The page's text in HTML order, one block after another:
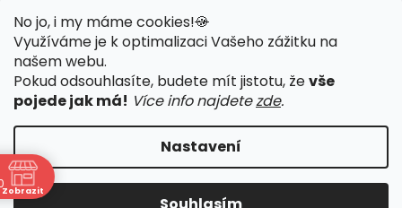
No jo, i my máme cookies!🍪
Využíváme je k optimalizaci Vašeho zážitku na
našem webu.
Pokud odsouhlasíte, budete mít jistotu, ževše
pojede jak má! Více info najdetezde.
Nastavení
🟢 TECHNOLOGIE
🟢 O ELEKTROKOLECH
🟢 NÁVODY KE STAŽENÍ
Vytvořil Shoptet&PekneWeby
Zobrazit